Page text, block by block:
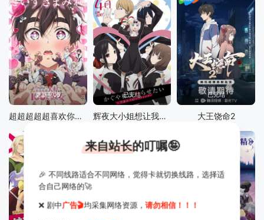
更新至05
超超超超超喜欢你的100个女朋友第二季
已完结
辉夜大小姐想让我告白：究极浪漫
已完结
大王饶命2
来自站长的叮嘱🤪
🎉 不同线路适合不同网络，觉得卡就切换线路，选择适
合自己网络的🚀
❌ 剧中广告🎬均采集网络资源，请勿相信！！！